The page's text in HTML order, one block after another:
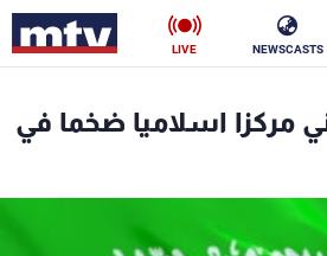
NEWSCASTS
LIVE
مركزا اسلاميا ضخما في